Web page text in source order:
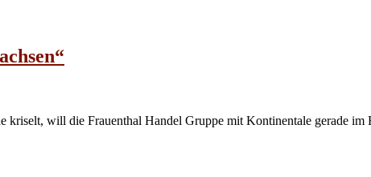
kriselt, will die Frauenthal Handel Gruppe mit Kontinentale gerade